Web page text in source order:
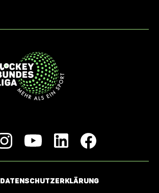
DATENSCHUTZERKLÄRUNG